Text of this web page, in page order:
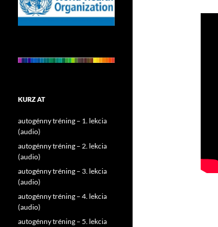
KURZ AT
autogénny tréning – 1. lekcia
(audio)
autogénny tréning – 2. lekcia
(audio)
autogénny tréning – 3. lekcia
(audio)
autogénny tréning – 4. lekcia
(audio)
autogénny tréning – 5. lekcia